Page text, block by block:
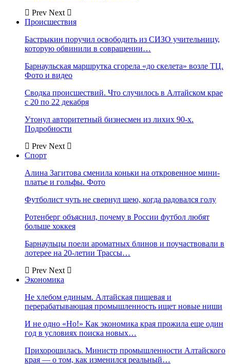
Prev Next
Происшествия
Бастрыкин поручил освободить из СИЗО учительницу,
которую обвинили в совращении…
Барнаульская маршрутка сгорела «до скелета» возле ТЦ.
Фото и видео
Сводка происшествий. Что случилось в Алтайском крае
с 20 по 22 декабря
Утонул авторитетный бизнесмен из лихих 90-х.
Подробности
Prev Next
Спорт
Алина Загитова сменила коньки на откровенное мини-
платье и гольфы. Фото
Футболист чуть не свернул шею, когда радовался голу
Ротенберг объяснил, почему в России футбол любят
больше хоккея
Барнаульцы поели ароматных блинов и поучаствовали в
лотерее на 20-летии Трассы…
Prev Next
Экономика
Не хлебом единым. Алтайская пищевая и
перерабатывающая промышленность ищет новые ниши
И не одно «Но!» Как экономика края прожила еще один
год в условиях поиска новых…
Прихорошилась. Министр промышленности Алтайского
края — о том, как изменился реальный…